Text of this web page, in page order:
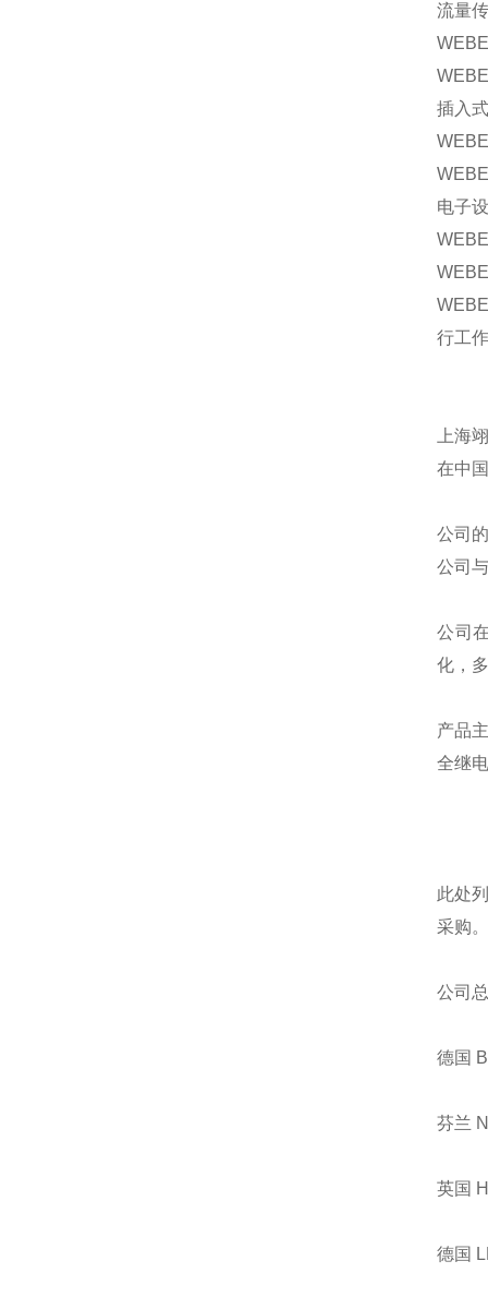
流量
插入
电子
行工
上海
在中
公司
公司
公司
化，
产品
全继
此处
采购。
公司
德国
芬兰
英国
德国